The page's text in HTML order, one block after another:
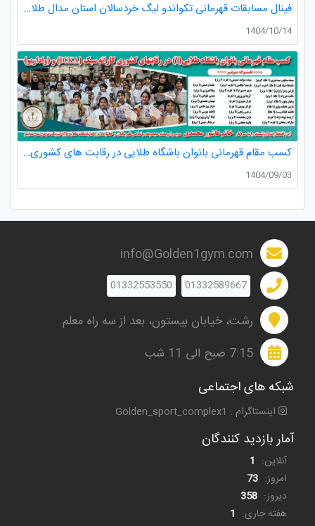
فینال مسابقات قهرمانی تکواندو لیگ خردسالان استان مدال طلا صدرا ظفری از باشگاه طلایی به مربیگری استاد عسکری مربی ارزنده باشگاه
1404/10/14
کسب مقام قهرمانی بانوان باشگاه طلایی در رقابت های کشوری کاراته
1404/09/03
info@Golden1gym.com
01332589667
01332553550
رشت، خیابان بیستون، بعد از سه راه معلم
7:15 صبح الی 11 شب
شبکه های اجتماعی
اینستاگرام : Golden_sport_complex1
آمار بازدید کنندگان
آنلاین: 1
امروز: 73
دیروز: 358
هفته جاری: 1